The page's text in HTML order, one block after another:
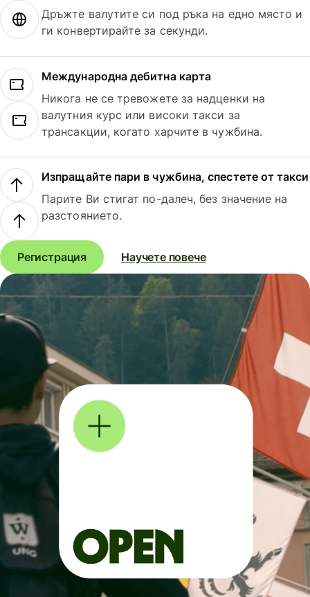
Дръжте валутите си под ръка на едно място и
ги конвертирайте за секунди.
Международна дебитна карта
Никога не се тревожете за надценки на
валутния курс или високи такси за
трансакции, когато харчите в чужбина.
Изпращайте пари в чужбина, спестете от такси
Парите Ви стигат по-далеч, без значение на
разстоянието.
Регистрация Научете повече